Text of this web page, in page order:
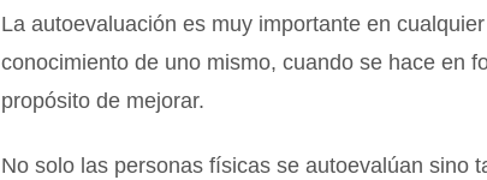
La autoevaluación es muy importante en
conocimiento de uno mismo, cuando se hace en
propósito de mejorar.
No solo las personas físicas se autoevalúan sino